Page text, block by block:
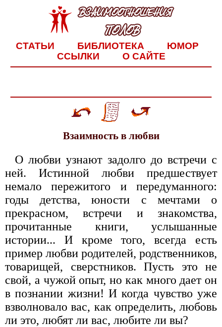
СТАТЬИ БИБЛИОТЕКА
ЮМОР
ССЫЛКИ
О САЙТЕ
Взаимность в любви
О любви узнают задолго до встречи с
ней. Истинной любви предшествует
немало пережитого и передуманного:
годы детства, юности с мечтами о
прекрасном, встречи и знакомства,
прочитанные книги, услышанные
истории... И кроме того, всегда есть
пример любви родителей, родственников,
товарищей, сверстников. Пусть это не
свой, а чужой опыт, но как много дает он
в познании жизни! И когда чувство уже
взволновало вас, как определить, любовь
ли это, любят ли вас, любите ли вы?